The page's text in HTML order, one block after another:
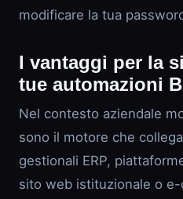
modificare la tua
I vantaggi per la
tue automazioni
Nel contesto aziendale
sono il motore che
gestionali ERP,
sito web istituzionale o